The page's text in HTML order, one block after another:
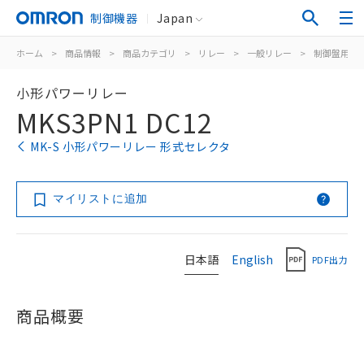
制御機器 Japan
ホーム > 商品情報 > 商品カテゴリ > リレー > 一般リレー > 制御盤用
小形パワーリレー
MKS3PN1 DC12
MK-S 小形パワーリレー 形式セレクタ
マイリストに追加
日本語 English PDF出力
商品概要